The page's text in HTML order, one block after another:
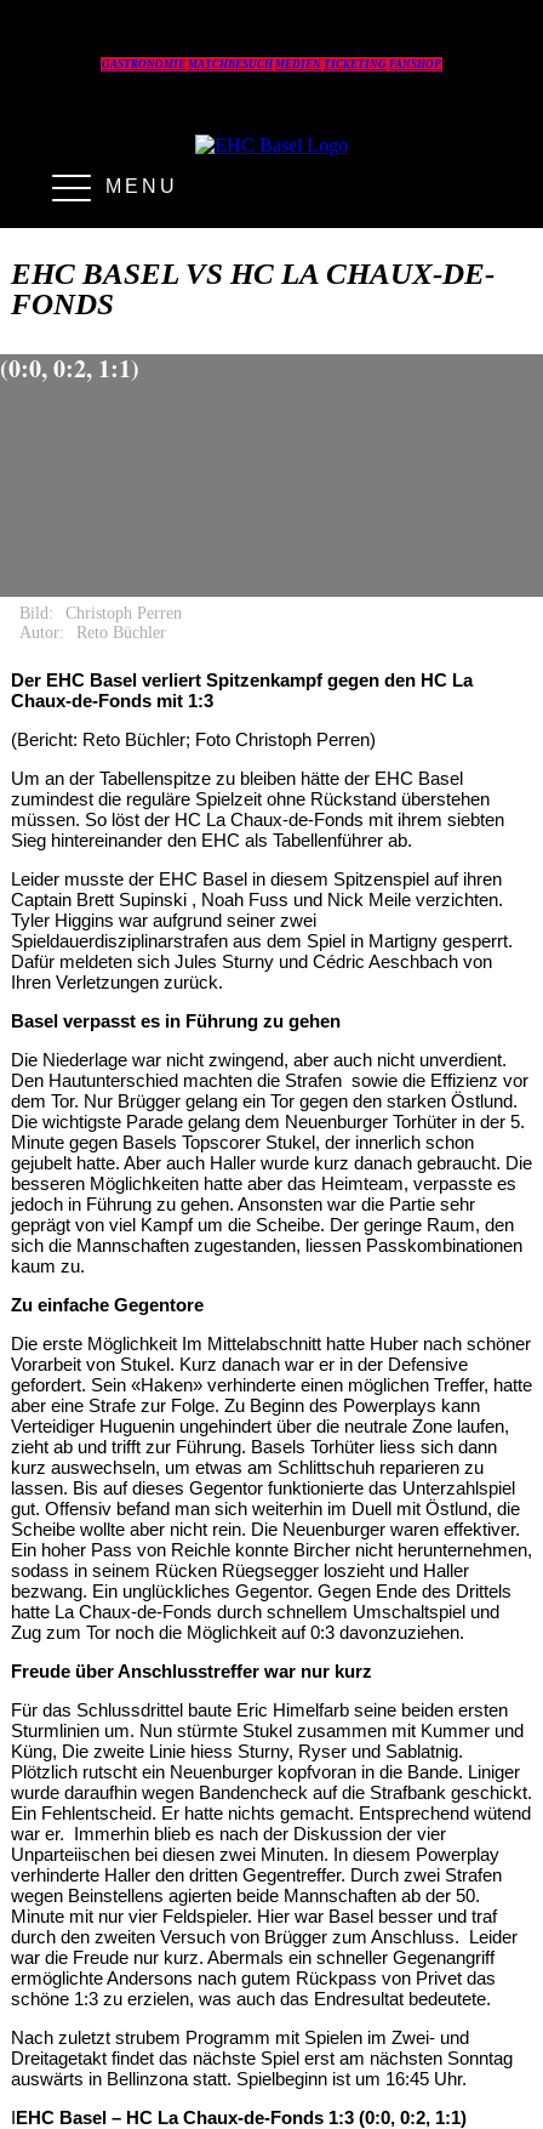
GASTRONOMIE MATCHBESUCH MEDIEN TICKETING FANSHOP
MENU
EHC BASEL VS HC LA CHAUX-DE-
FONDS
(0:0, 0:2, 1:1)
Bild:
Christoph Perren
Autor:
Reto Büchler
Der EHC Basel verliert Spitzenkampf gegen den HC La
Chaux-de-Fonds mit 1:3
(Bericht: Reto Büchler; Foto Christoph Perren)
Um an der Tabellenspitze zu bleiben hätte der EHC Basel
zumindest die reguläre Spielzeit ohne Rückstand überstehen
müssen. So löst der HC La Chaux-de-Fonds mit ihrem siebten
Sieg hintereinander den EHC als Tabellenführer ab.
Leider musste der EHC Basel in diesem Spitzenspiel auf ihren
Captain Brett Supinski , Noah Fuss und Nick Meile verzichten.
Tyler Higgins war aufgrund seiner zwei
Spieldauerdisziplinarstrafen aus dem Spiel in Martigny gesperrt.
Dafür meldeten sich Jules Sturny und Cédric Aeschbach von
Ihren Verletzungen zurück.
Basel verpasst es in Führung zu gehen
Die Niederlage war nicht zwingend, aber auch nicht unverdient.
Den Hautunterschied machten die Strafen sowie die Effizienz vor
dem Tor. Nur Brügger gelang ein Tor gegen den starken Östlund.
Die wichtigste Parade gelang dem Neuenburger Torhüter in der 5.
Minute gegen Basels Topscorer Stukel, der innerlich schon
gejubelt hatte. Aber auch Haller wurde kurz danach gebraucht. Die
besseren Möglichkeiten hatte aber das Heimteam, verpasste es
jedoch in Führung zu gehen. Ansonsten war die Partie sehr
geprägt von viel Kampf um die Scheibe. Der geringe Raum, den
sich die Mannschaften zugestanden, liessen Passkombinationen
kaum zu.
Zu einfache Gegentore
Die erste Möglichkeit Im Mittelabschnitt hatte Huber nach schöner
Vorarbeit von Stukel. Kurz danach war er in der Defensive
gefordert. Sein «Haken» verhinderte einen möglichen Treffer, hatte
aber eine Strafe zur Folge. Zu Beginn des Powerplays kann
Verteidiger Huguenin ungehindert über die neutrale Zone laufen,
zieht ab und trifft zur Führung. Basels Torhüter liess sich dann
kurz auswechseln, um etwas am Schlittschuh reparieren zu
lassen. Bis auf dieses Gegentor funktionierte das Unterzahlspiel
gut. Offensiv befand man sich weiterhin im Duell mit Östlund, die
Scheibe wollte aber nicht rein. Die Neuenburger waren effektiver.
Ein hoher Pass von Reichle konnte Bircher nicht herunternehmen,
sodass in seinem Rücken Rüegsegger loszieht und Haller
bezwang. Ein unglückliches Gegentor. Gegen Ende des Drittels
hatte La Chaux-de-Fonds durch schnellem Umschaltspiel und
Zug zum Tor noch die Möglichkeit auf 0:3 davonzuziehen.
Freude über Anschlusstreffer war nur kurz
Für das Schlussdrittel baute Eric Himelfarb seine beiden ersten
Sturmlinien um. Nun stürmte Stukel zusammen mit Kummer und
Küng, Die zweite Linie hiess Sturny, Ryser und Sablatnig.
Plötzlich rutscht ein Neuenburger kopfvoran in die Bande. Liniger
wurde daraufhin wegen Bandencheck auf die Strafbank geschickt.
Ein Fehlentscheid. Er hatte nichts gemacht. Entsprechend wütend
war er. Immerhin blieb es nach der Diskussion der vier
Unparteiischen bei diesen zwei Minuten. In diesem Powerplay
verhinderte Haller den dritten Gegentreffer. Durch zwei Strafen
wegen Beinstellens agierten beide Mannschaften ab der 50.
Minute mit nur vier Feldspieler. Hier war Basel besser und traf
durch den zweiten Versuch von Brügger zum Anschluss. Leider
war die Freude nur kurz. Abermals ein schneller Gegenangriff
ermöglichte Andersons nach gutem Rückpass von Privet das
schöne 1:3 zu erzielen, was auch das Endresultat bedeutete.
Nach zuletzt strubem Programm mit Spielen im Zwei- und
Dreitagetakt findet das nächste Spiel erst am nächsten Sonntag
auswärts in Bellinzona statt. Spielbeginn ist um 16:45 Uhr.
IEHC Basel – HC La Chaux-de-Fonds 1:3 (0:0, 0:2, 1:1)